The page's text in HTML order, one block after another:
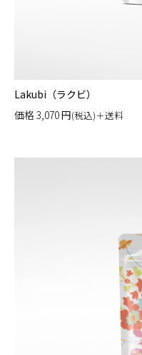
Lakubi（ラクビ）
価格3,070円(税込)＋送料